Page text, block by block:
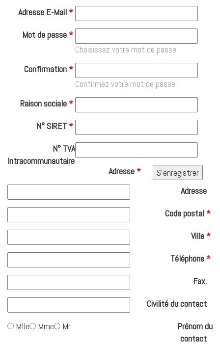
Adresse E-Mail*
Mot de passe*
Choisissez votre mot de passe
Confirmation*
Confirmez votre mot de passe
Raison sociale*
N° SIRET*
N° TVA
Intracommunautaire
Adresse*
Adresse
Code postal*
Ville*
Téléphone*
Fax.
Civilité du contact
Mlle
Mme Mr
Prénom du
contact